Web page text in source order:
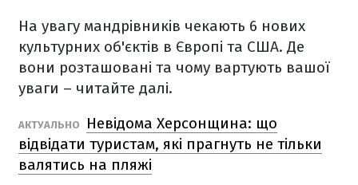
На увагу мандрівників чекають 6 нових
культурних об'єктів в Європі та США. Де
вони розташовані та чому вартують вашої
уваги – читайте далі.
АКТУАЛЬНО
Невідома Херсонщина: що
відвідати туристам, які прагнуть не тільки
валятись на пляжі